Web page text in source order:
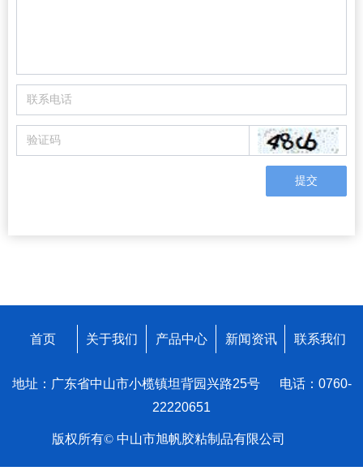
提交
首页 关于我们 产品中心 新闻资讯 联系我们
版权所有© 中山市旭帆胶粘制品有限公司
地址：广东省中山市小榄镇坦背园兴路25号 电话：0760-
22220651